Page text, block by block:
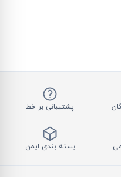
پشتیبانی بر خط
بسته بندی ایمن